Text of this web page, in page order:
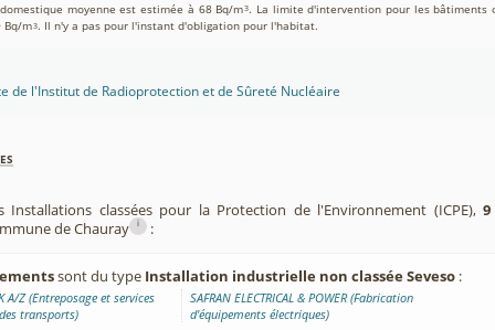
moyenne est estimée à 68 Bq/m3. La limite d'intervention pour les bâtiments
Bq/m3. Il n'y a pas pour l'instant d'obligation pour l'habitat.
de l'Institut de Radioprotection et de Sûreté Nucléaire
Installations classées pour la Protection de l'Environnement (ICPE),9
de Chauray
i :
sont du type Installation industrielle non classée Seveso :
A/Z (Entreposage et services
transports)
SAFRAN ELECTRICAL & POWER (Fabrication
d'équipements électriques)